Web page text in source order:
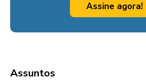
Assine agora!
Assuntos